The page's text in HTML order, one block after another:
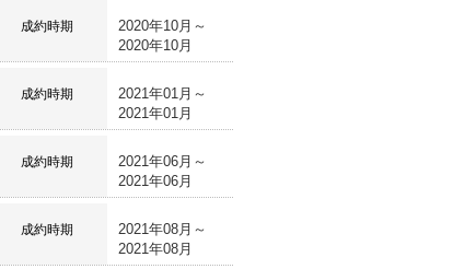
成約時期
2020年10月～
2020年10月
成約時期
2021年01月～
2021年01月
成約時期
2021年06月～
2021年06月
成約時期
2021年08月～
2021年08月